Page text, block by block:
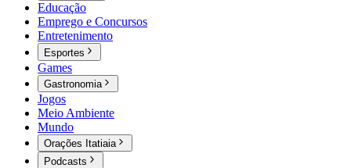
Educação
Emprego e Concursos
Entretenimento
Esportes
Games
Gastronomia
Jogos
Meio Ambiente
Mundo
Orações Itatiaia
Podcasts